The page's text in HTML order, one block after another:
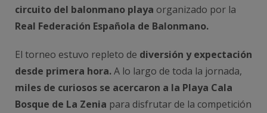
circuito del balonmano playa organizado por la
Real Federación Española de Balonmano.
El torneo estuvo repleto de diversión y expectación
desde primera hora.A lo largo de toda la jornada,
miles de curiosos se acercaron a la Playa Cala
Bosque de La Zenia para disfrutar de la competición